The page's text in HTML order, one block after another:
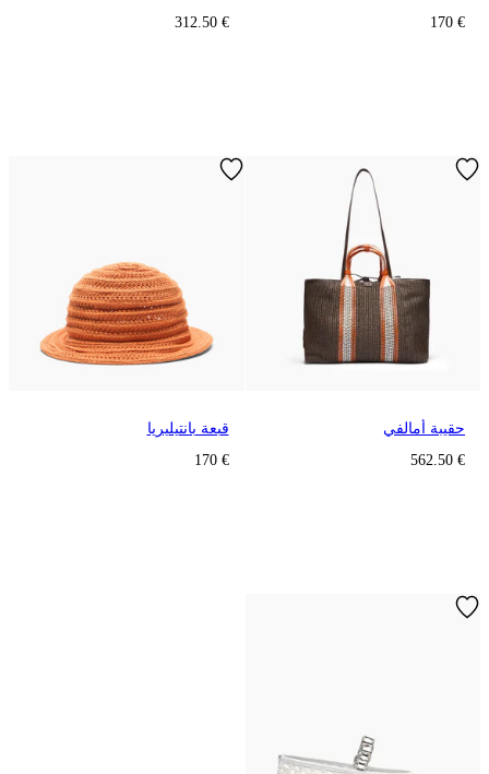
€ 170
€ 312.50
حقيبة أمالفي
€ 562.50
قبعة بانتيليريا
€ 170